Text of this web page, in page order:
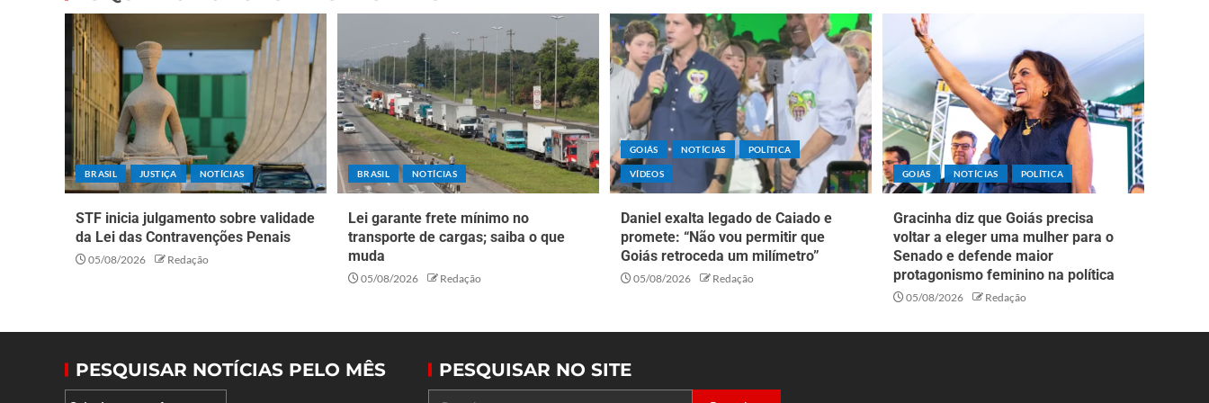
BRASIL JUSTIÇA NOTÍCIAS
STF inicia julgamento sobre validade
da Lei das Contravenções Penais
05/08/2026 Redação
BRASIL NOTÍCIAS
Lei garante frete mínimo no
transporte de cargas; saiba o que
muda
05/08/2026 Redação
GOIÁS NOTÍCIAS POLÍTICA
VÍDEOS
Daniel exalta legado de Caiado e
promete: “Não vou permitir que
Goiás retroceda um milímetro”
05/08/2026 Redação
GOIÁS NOTÍCIAS POLÍTICA
Gracinha diz que Goiás precisa
voltar a eleger uma mulher para o
Senado e defende maior
protagonismo feminino na política
05/08/2026 Redação
PESQUISAR NOTÍCIAS PELO MÊS PESQUISAR NO SITE